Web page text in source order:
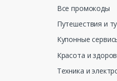
Все промокоды
Путешествия и
Купонные
Красота и
Техника и